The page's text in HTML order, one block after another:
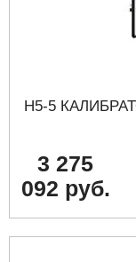
Н5-5
3 275
092 руб.